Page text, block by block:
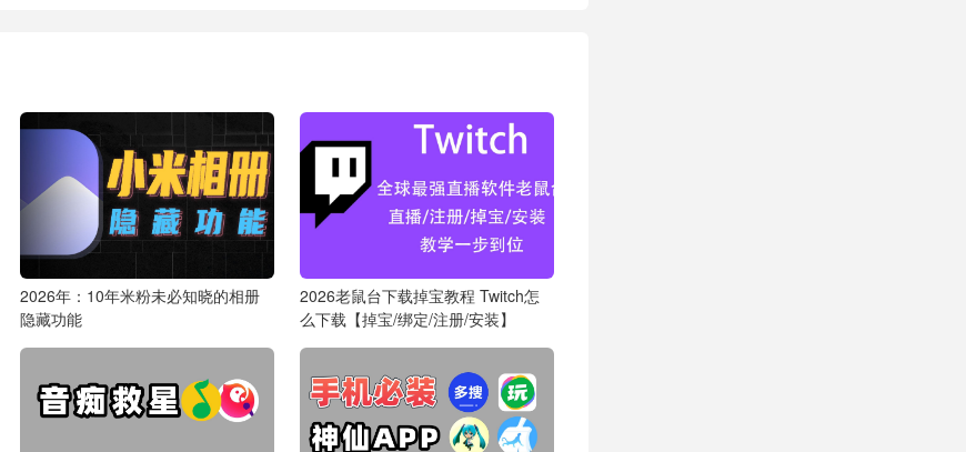
2026年：10年米粉未必知晓的相册
隐藏功能
2026老鼠台下载掉宝教程 Twitch怎
么下载【掉宝/绑定/注册/安装】